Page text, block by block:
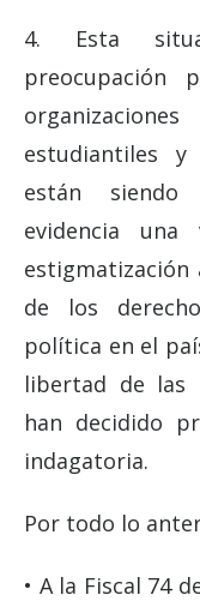
4. Esta
preocupación
estudiantiles
están siendo
evidencia
estigmatización
de los
política en el
libertad de las
han decidido
indagatoria.
Por todo lo
• A la Fiscal 74